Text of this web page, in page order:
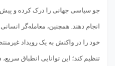
جو سیاسی جهانی را درک کرده و
انجام دهند. همچنین، معامله‌گر
خود را در واکنش به یک رویداد
تنظیم کند؛ این توانایی انطباق